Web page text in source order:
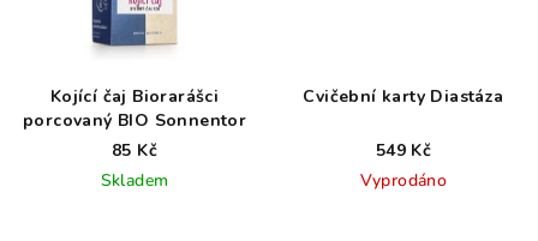
Kojící čaj Biorarášci
porcovaný BIO Sonnentor
85 Kč
Skladem
Cvičební karty Diastáza
549 Kč
Vyprodáno